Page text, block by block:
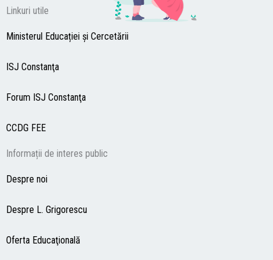
Linkuri utile
Ministerul Educației și Cercetării
ISJ Constanţa
Forum ISJ Constanţa
CCDG FEE
Informații de interes public
Despre noi
Despre L. Grigorescu
Oferta Educaţională